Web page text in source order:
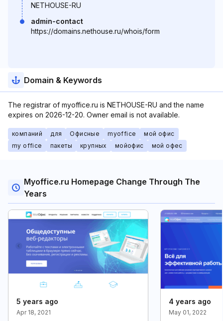
NETHOUSE-RU
admin-contact
https://domains.nethouse.ru/whois/form
Domain & Keywords
The registrar of myoffice.ru is NETHOUSE-RU and the name
expires on 2026-12-20. Owner email is not available.
компаний для Офисные myoffice
мой офис
my office
пакеты крупных мойофис мой офес
Myoffice.ru Homepage Change Through The
Years
5 years ago
Apr 18, 2021
4 years ago
May 01, 2022